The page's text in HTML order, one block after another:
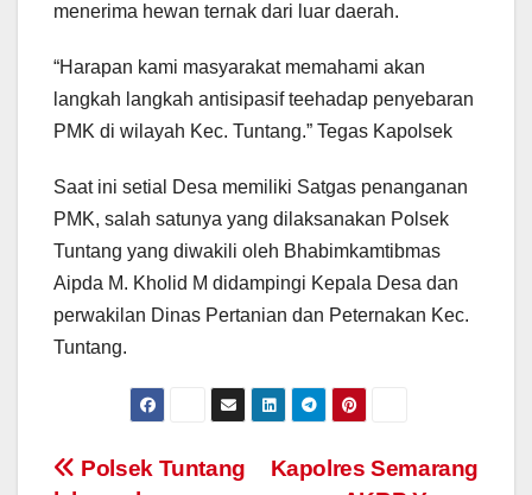
menerima hewan ternak dari luar daerah.
“Harapan kami masyarakat memahami akan
langkah langkah antisipasif teehadap penyebaran
PMK di wilayah Kec. Tuntang.” Tegas Kapolsek
Saat ini setial Desa memiliki Satgas penanganan
PMK, salah satunya yang dilaksanakan Polsek
Tuntang yang diwakili oleh Bhabimkamtibmas
Aipda M. Kholid M didampingi Kepala Desa dan
perwakilan Dinas Pertanian dan Peternakan Kec.
Tuntang.
Post
Kapolres Semarang
Polsek Tuntang